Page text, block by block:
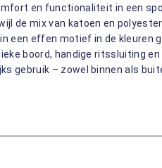
en functionaliteit in een
de mix van katoen en
een effen motief in de kleuren
boord, handige ritssluiting
gebruik – zowel binnen als